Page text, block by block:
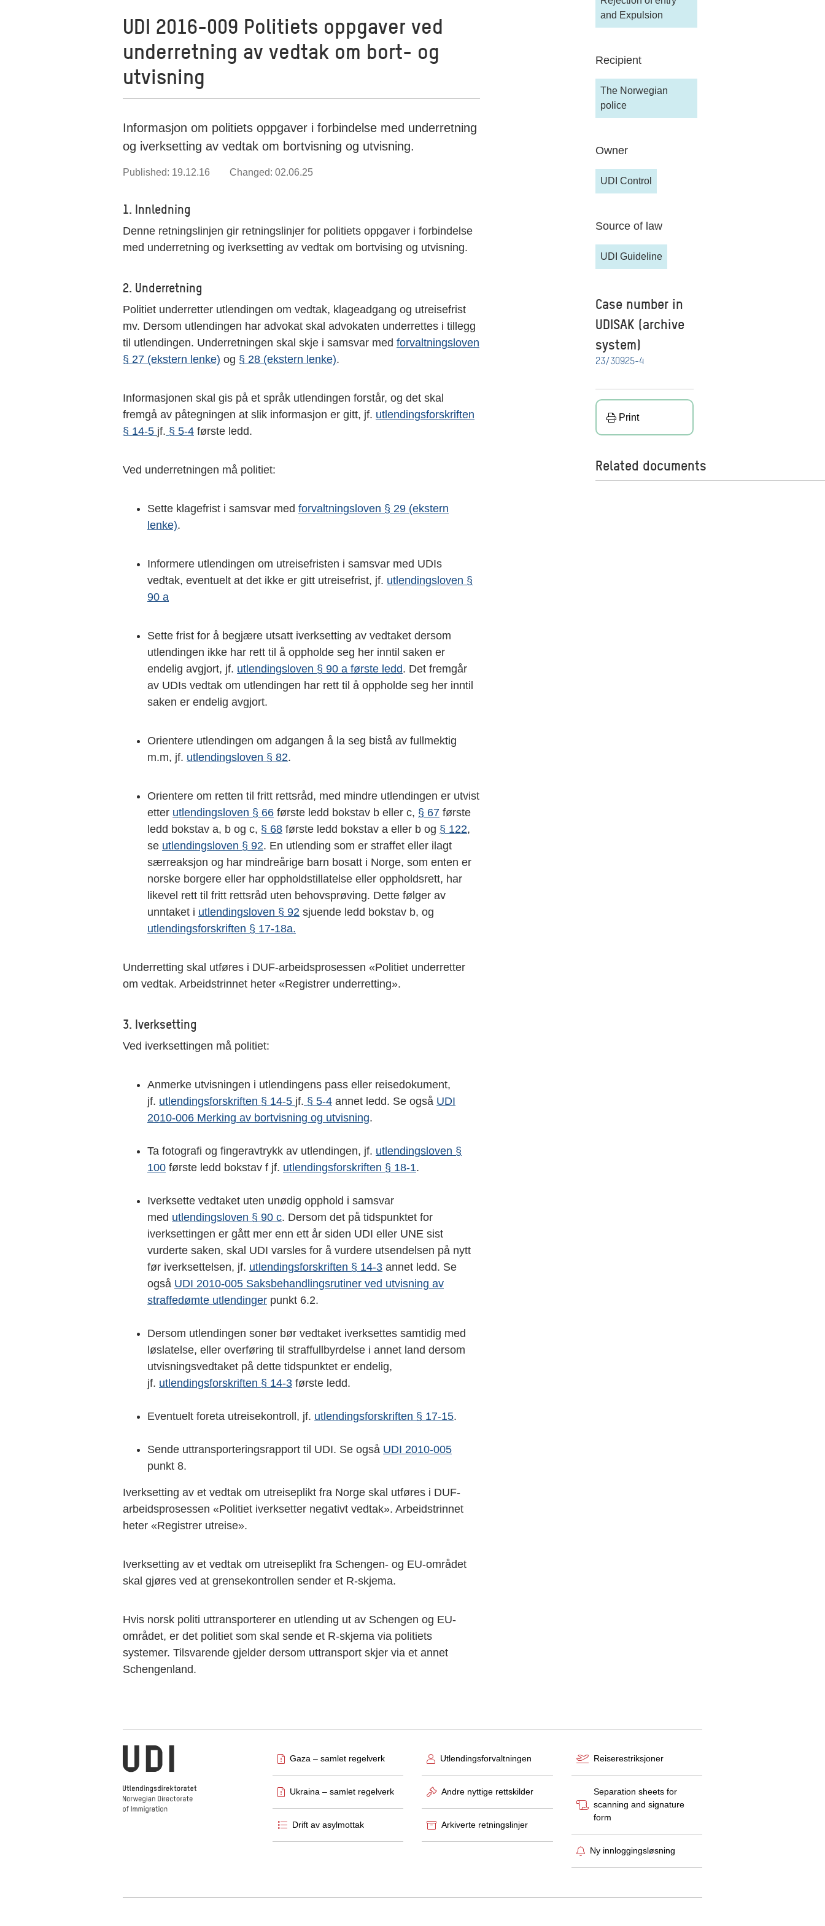
UDI 2016-009 Politiets oppgaver ved
underretning av vedtak om bort- og
utvisning
Informasjon om politiets oppgaver i forbindelse med underretning
og iverksetting av vedtak om bortvisning og utvisning.
Published: 19.12.16 Changed: 02.06.25
1. Innledning
Denne retningslinjen gir retningslinjer for politiets oppgaver i forbindelse
med underretning og iverksetting av vedtak om bortvising og utvisning.
2. Underretning
Politiet underretter utlendingen om vedtak, klageadgang og utreisefrist
mv. Dersom utlendingen har advokat skal advokaten underrettes i tillegg
til utlendingen. Underretningen skal skje i samsvar med forvaltningsloven
§ 27 (ekstern lenke) og § 28 (ekstern lenke).
Informasjonen skal gis på et språk utlendingen forstår, og det skal
fremgå av påtegningen at slik informasjon er gitt, jf. utlendingsforskriften
§ 14-5 jf. § 5-4 første ledd.
Ved underretningen må politiet:
Sette klagefrist i samsvar med forvaltningsloven § 29 (ekstern
lenke).
Informere utlendingen om utreisefristen i samsvar med UDIs
vedtak, eventuelt at det ikke er gitt utreisefrist, jf. utlendingsloven §
90 a
Sette frist for å begjære utsatt iverksetting av vedtaket dersom
utlendingen ikke har rett til å oppholde seg her inntil saken er
endelig avgjort, jf. utlendingsloven § 90 a første ledd. Det fremgår
av UDIs vedtak om utlendingen har rett til å oppholde seg her inntil
saken er endelig avgjort.
Orientere utlendingen om adgangen å la seg bistå av fullmektig
m.m, jf. utlendingsloven § 82.
Orientere om retten til fritt rettsråd, med mindre utlendingen er utvist
etter utlendingsloven § 66 første ledd bokstav b eller c, § 67 første
ledd bokstav a, b og c, § 68 første ledd bokstav a eller b og § 122,
se utlendingsloven § 92. En utlending som er straffet eller ilagt
særreaksjon og har mindreårige barn bosatt i Norge, som enten er
norske borgere eller har oppholdstillatelse eller oppholdsrett, har
likevel rett til fritt rettsråd uten behovsprøving. Dette følger av
unntaket i utlendingsloven § 92 sjuende ledd bokstav b, og
utlendingsforskriften § 17-18a.
Underretting skal utføres i DUF-arbeidsprosessen «Politiet underretter
om vedtak. Arbeidstrinnet heter «Registrer underretting».
3. Iverksetting
Ved iverksettingen må politiet:
Anmerke utvisningen i utlendingens pass eller reisedokument,
jf. utlendingsforskriften § 14-5 jf. § 5-4 annet ledd. Se også UDI
2010-006 Merking av bortvisning og utvisning.
Ta fotografi og fingeravtrykk av utlendingen, jf. utlendingsloven §
100 første ledd bokstav f jf. utlendingsforskriften § 18-1.
Iverksette vedtaket uten unødig opphold i samsvar
med utlendingsloven § 90 c. Dersom det på tidspunktet for
iverksettingen er gått mer enn ett år siden UDI eller UNE sist
vurderte saken, skal UDI varsles for å vurdere utsendelsen på nytt
før iverksettelsen, jf. utlendingsforskriften § 14-3 annet ledd. Se
også UDI 2010-005 Saksbehandlingsrutiner ved utvisning av
straffedømte utlendinger punkt 6.2.
Dersom utlendingen soner bør vedtaket iverksettes samtidig med
løslatelse, eller overføring til straffullbyrdelse i annet land dersom
utvisningsvedtaket på dette tidspunktet er endelig,
jf. utlendingsforskriften § 14-3 første ledd.
Eventuelt foreta utreisekontroll, jf. utlendingsforskriften § 17-15.
Sende uttransporteringsrapport til UDI. Se også UDI 2010-005
punkt 8.
Iverksetting av et vedtak om utreiseplikt fra Norge skal utføres i DUF-
arbeidsprosessen «Politiet iverksetter negativt vedtak». Arbeidstrinnet
heter «Registrer utreise».
Iverksetting av et vedtak om utreiseplikt fra Schengen- og EU-området
skal gjøres ved at grensekontrollen sender et R-skjema.
Hvis norsk politi uttransporterer en utlending ut av Schengen og EU-
området, er det politiet som skal sende et R-skjema via politiets
systemer. Tilsvarende gjelder dersom uttransport skjer via et annet
Schengenland.
and Expulsion
Recipient
The Norwegian
police
Owner
UDI Control
Source of law
UDI Guideline
Case number in
UDISAK (archive
system)
23/30925-4
Print
Related documents
Norwegian Directorate of Immigration
Gaza – samlet regelverk
Ukraina – samlet regelverk
Drift av asylmottak
Utlendingsforvaltningen
Andre nyttige rettskilder
Arkiverte retningslinjer
Reiserestriksjoner
Separation sheets for
scanning and signature
form
Ny innloggingsløsning